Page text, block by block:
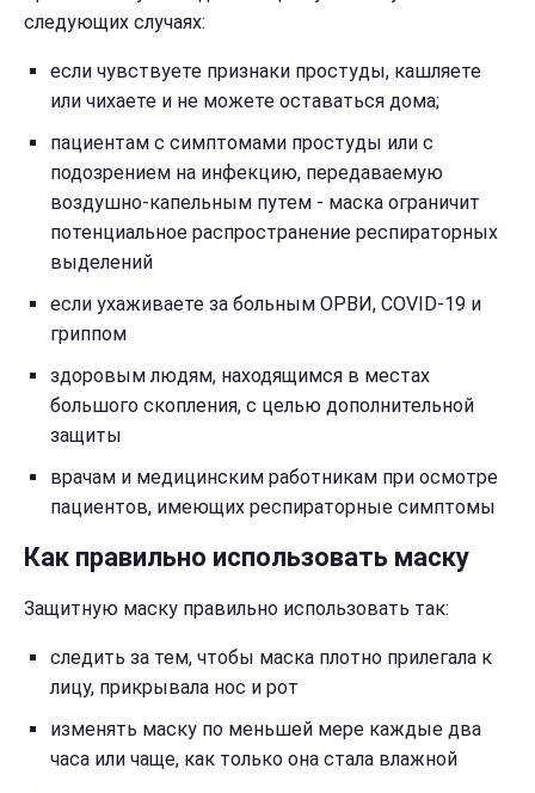
следующих случаях:
если чувствуете признаки простуды, кашляете
или чихаете и не можете оставаться дома;
пациентам с симптомами простуды или с
подозрением на инфекцию, передаваемую
воздушно-капельным путем - маска ограничит
потенциальное распространение респираторных
выделений
если ухаживаете за больным ОРВИ, COVID-19 и
гриппом
здоровым людям, находящимся в местах
большого скопления, с целью дополнительной
защиты
врачам и медицинским работникам при осмотре
пациентов, имеющих респираторные симптомы
Как правильно использовать маску
Защитную маску правильно использовать так:
следить за тем, чтобы маска плотно прилегала к
лицу, прикрывала нос и рот
изменять маску по меньшей мере каждые два
часа или чаще, как только она стала влажной